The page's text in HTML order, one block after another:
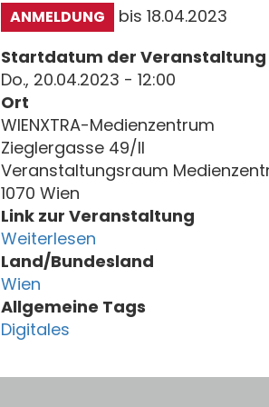
ANMELDUNG
bis 18.04.2023
Startdatum der Veranstaltung
Do., 20.04.2023 - 12:00
Ort
WIENXTRA-Medienzentrum
Zieglergasse 49/II
Veranstaltungsraum
1070 Wien
Link zur Veranstaltung
Weiterlesen
Land/Bundesland
Wien
Allgemeine Tags
Digitales